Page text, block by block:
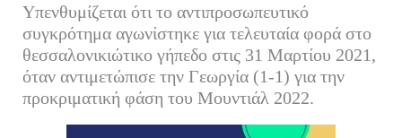
Υπενθυμίζεται ότι το αντιπροσωπευτικό
συγκρότημα αγωνίστηκε για τελευταία φορά στο
θεσσαλονικιώτικο γήπεδο στις 31 Μαρτίου 2021,
όταν αντιμετώπισε την Γεωργία (1-1) για την
προκριματική φάση του Μουντιάλ 2022.